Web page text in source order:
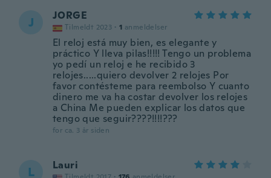
J JORGE
Tilmeldt 2023 · 1 anmeldelser
El reloj está muy bien, es elegante y
práctico Y lleva pilas!!!!! Tengo un problema
yo pedí un reloj e he recibido 3
relojes.....quiero devolver 2 relojes Por
favor contésteme para reembolso Y cuanto
dinero me va ha costar devolver los relojes
a China Me pueden explicar los datos que
tengo que seguir????!!!!???
for ca. 3 år siden
L Lauri